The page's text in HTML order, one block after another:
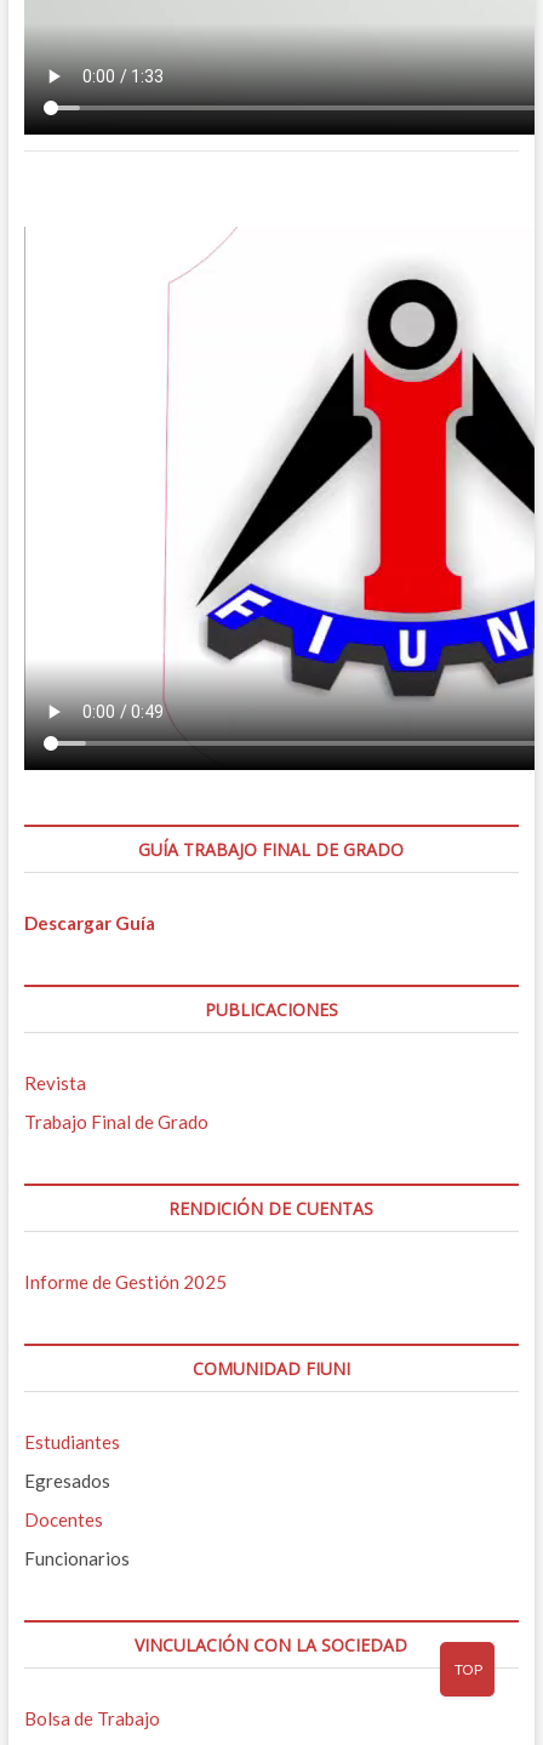
GUÍA TRABAJO FINAL DE GRADO
Descargar Guía
PUBLICACIONES
Revista
Trabajo Final de Grado
RENDICIÓN DE CUENTAS
Informe de Gestión 2025
COMUNIDAD FIUNI
Estudiantes
Egresados
Docentes
Funcionarios
VINCULACIÓN CON LA SOCIEDAD
Bolsa de Trabajo
TOP